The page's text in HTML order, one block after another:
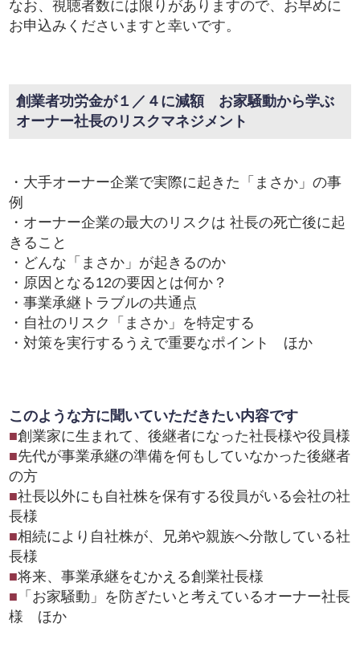
なお、視聴者数には限りがありますので、お早めに
お申込みくださいますと幸いです。
創業者功労金が１／４に減額 お家騒動から学ぶ
オーナー社長のリスクマネジメント
・大手オーナー企業で実際に起きた「まさか」の事
例
・オーナー企業の最大のリスクは 社長の死亡後に起
きること
・どんな「まさか」が起きるのか
・原因となる12の要因とは何か？
・事業承継トラブルの共通点
・自社のリスク「まさか」を特定する
・対策を実行するうえで重要なポイント ほか
このような方に聞いていただきたい内容です
■創業家に生まれて、後継者になった社長様や役員様
■先代が事業承継の準備を何もしていなかった後継者
の方
■社長以外にも自社株を保有する役員がいる会社の社
長様
■相続により自社株が、兄弟や親族へ分散している社
長様
■将来、事業承継をむかえる創業社長様
■ 「お家騒動」を防ぎたいと考えているオーナー社長
様 ほか